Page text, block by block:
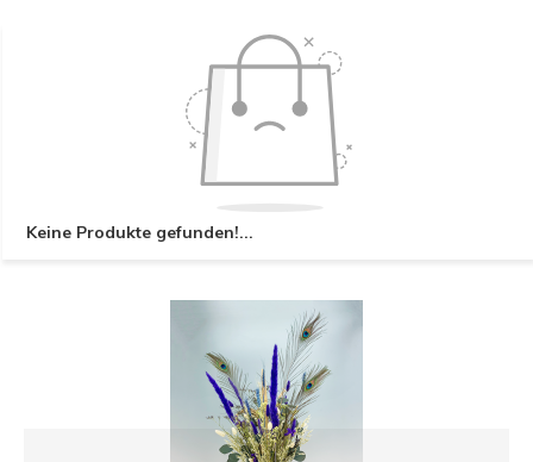
Keine Produkte gefunden!...